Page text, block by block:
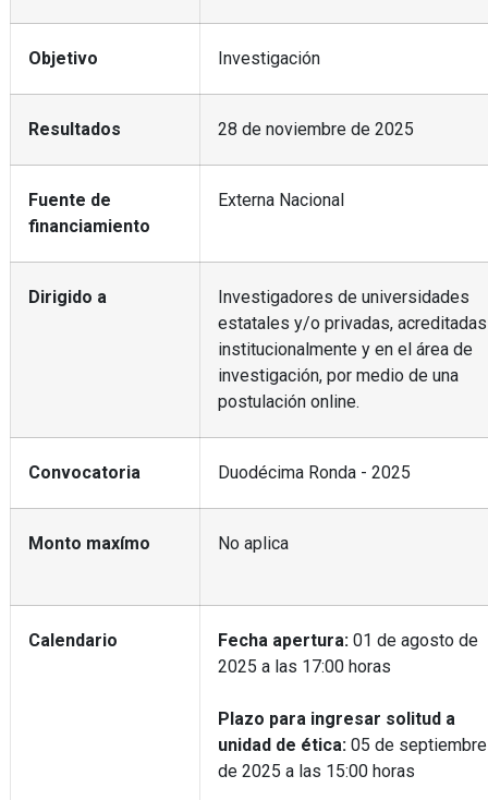
Objetivo Investigación
Resultados 28 de noviembre de 2025
Fuente de
financiamiento
Externa Nacional
Dirigido a
Investigadores de universidades
estatales y/o privadas, acreditadas
institucionalmente y en el área de
investigación, por medio de una
postulación online.
Convocatoria Duodécima Ronda - 2025
Monto maxímo No aplica
Calendario Fecha apertura:01 de agosto de
2025 a las 17:00 horas
Plazo para ingresar solitud a
unidad de ética:05 de septiembre
de 2025 a las 15:00 horas